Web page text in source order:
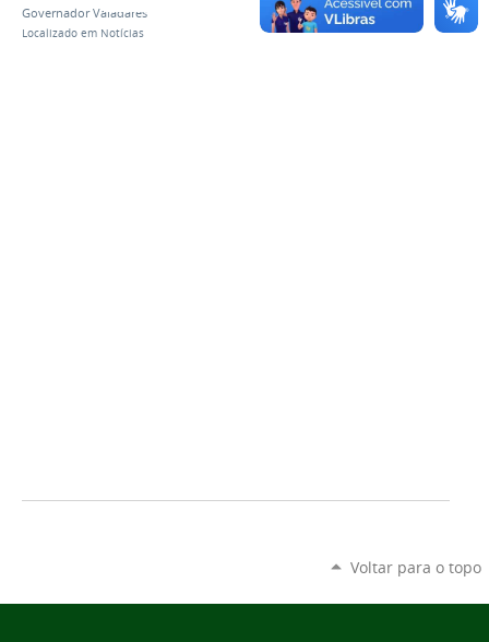
Governador Valadares
Localizado em Notícias
Voltar para o topo